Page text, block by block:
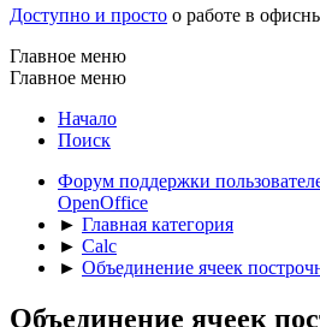
Доступно и просто о работе в
Главное меню
Главное меню
Начало
Поиск
Форум поддержки
OpenOffice
► Главная категория
► Calc
► Объединение ячеек
Объединение ячеек